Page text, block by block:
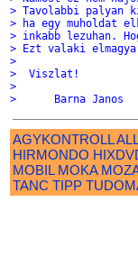
> Tavolabbi palyan
> ha egy muholdat
> inkabb lezuhan.
> Ezt valaki
>
>  Viszlat!
>
>      Barna Janos
AGYKONTROLL
HIRMONDO
MOBIL MOKA
TANC TIPP